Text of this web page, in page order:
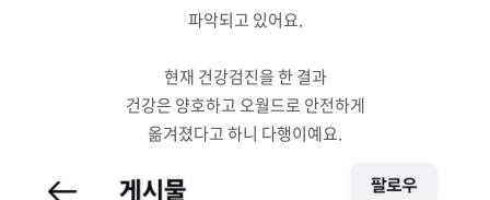
파악되고 있어요.
현재 건강검진을 한 결과
건강은 양호하고 오월드로 안전하게
옮겨졌다고 하니 다행이예요.